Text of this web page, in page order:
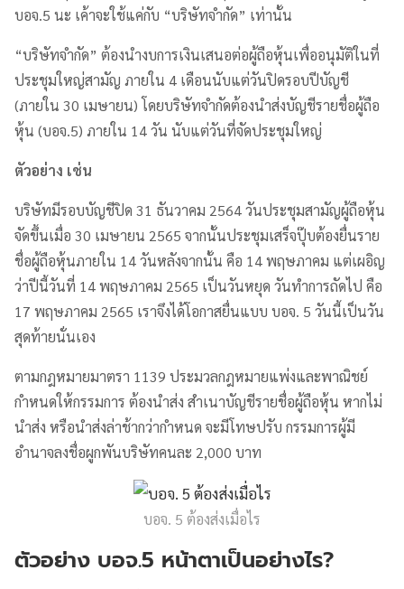
บอจ.5 นะ เค้าจะใช้แค่กับ “บริษัทจำกัด” เท่านั้น
“บริษัทจำกัด” ต้องนำงบการเงินเสนอต่อผู้ถือหุ้นเพื่ออนุมัติในที่
ประชุมใหญ่สามัญ ภายใน 4 เดือนนับแต่วันปิดรอบปีบัญชี
(ภายใน 30 เมษายน) โดยบริษัทจำกัดต้องนำส่งบัญชีรายชื่อผู้ถือ
หุ้น (บอจ.5) ภายใน 14 วัน นับแต่วันที่จัดประชุมใหญ่
ตัวอย่าง เช่น
บริษัทมีรอบบัญชีปิด 31 ธันวาคม 2564 วันประชุมสามัญผู้ถือหุ้น
จัดขึ้นเมื่อ 30 เมษายน 2565 จากนั้นประชุมเสร็จปุ๊บต้องยื่นราย
ชื่อผู้ถือหุ้นภายใน 14 วันหลังจากนั้น คือ 14 พฤษภาคม แต่เผอิญ
ว่าปีนี้วันที่ 14 พฤษภาคม 2565 เป็นวันหยุด วันทำการถัดไป คือ
17 พฤษภาคม 2565 เราจึงได้โอกาสยื่นแบบ บอจ. 5 วันนี้เป็นวัน
สุดท้ายนั่นเอง
ตามกฎหมายมาตรา 1139 ประมวลกฎหมายแพ่งและพาณิชย์
กำหนดให้กรรมการ ต้องนำส่ง สำเนาบัญชีรายชื่อผู้ถือหุ้น หากไม่
นำส่ง หรือนำส่งล่าช้ากว่ากำหนด จะมีโทษปรับ กรรมการผู้มี
อำนาจลงชื่อผูกพันบริษัทคนละ 2,000 บาท
บอจ. 5 ต้องส่งเมื่อไร
ตัวอย่าง บอจ.5 หน้าตาเป็นอย่างไร?